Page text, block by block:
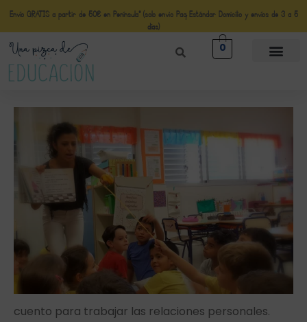
Envío GRATIS a partir de 50€ en Península* (solo envio Paq Estándar Domicilio y envíos de 3 a 5
días)
0
cuento para trabajar las relaciones personales.